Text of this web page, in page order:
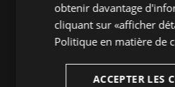
UN SEGLE
06/08/
obtenir davantage
cliquant sur «afficher
Politique en matière de
ACCEPTER LES